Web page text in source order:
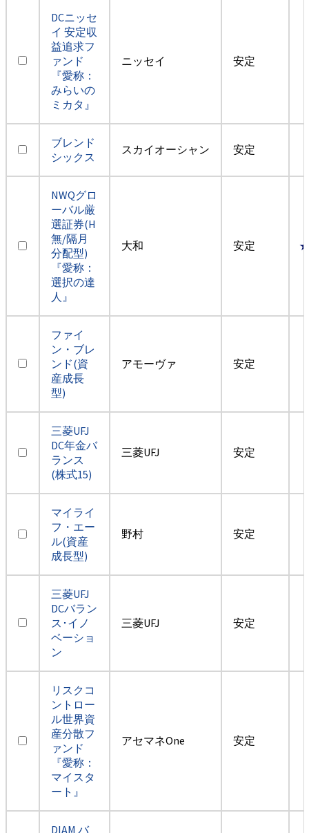
DCニッセ
イ 安定収
益追求フ
ァンド
『愛称：
みらいの
ミカタ』
ニッセイ 安定
ブレンド
シックス
スカイオーシャン 安定
NWQグロ
ーバル厳
選証券(H
無/隔月
分配型)
『愛称：
選択の達
人』
大和 安定
ファイ
ン・ブレ
ンド(資
産成長
型)
アモーヴァ 安定
三菱UFJ
DC年金バ
ランス
(株式15)
三菱UFJ 安定
マイライ
フ・エー
ル(資産
成長型)
野村 安定
三菱UFJ
DCバラン
ス･イノ
ベーショ
ン
三菱UFJ 安定
リスクコ
ントロー
ル世界資
産分散フ
ァンド
『愛称：
マイスタ
ート』
アセマネOne 安定
DIAM バ